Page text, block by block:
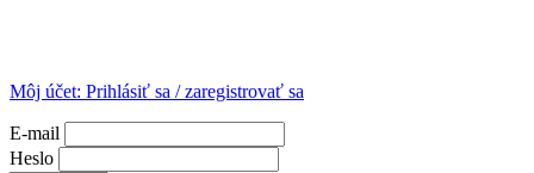
Môj účet: Prihlásiť sa / zaregistrovať sa
E-mail
Heslo